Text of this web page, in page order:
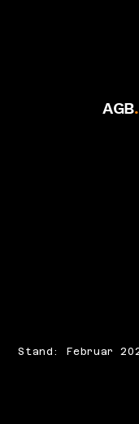
AGB.
Stand: Februar